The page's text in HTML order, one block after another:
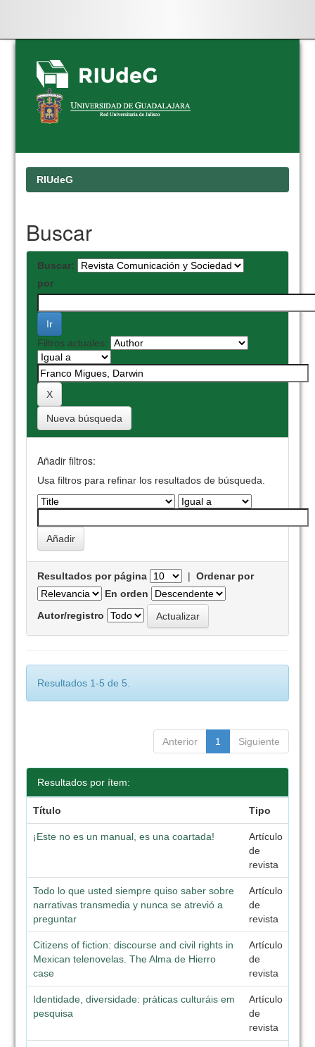
Skip
navigation
RIUdeG
Buscar
Buscar:
por
Filtros actuales:
Nueva búsqueda
Añadir filtros:
Usa filtros para refinar los resultados de búsqueda.
Resultados por página |Ordenar por
En orden
Autor/registro
Resultados 1-5 de 5.
Anterior 1 Siguiente
Resultados por ítem:
Título Tipo
¡Este no es un manual, es una coartada!
Artículo
de
revista
Todo lo que usted siempre quiso saber sobre
narrativas transmedia y nunca se atrevió a
preguntar
Artículo
de
revista
Citizens of fiction: discourse and civil rights in
Mexican telenovelas. The Alma de Hierro
case
Artículo
de
revista
Identidade, diversidade: práticas culturáis em
pesquisa
Artículo
de
revista